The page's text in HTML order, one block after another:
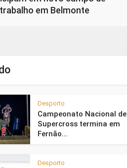
trabalho em Belmonte
Desporto
Campeonato Nacional de
Supercross termina em
Fernão...
Desporto